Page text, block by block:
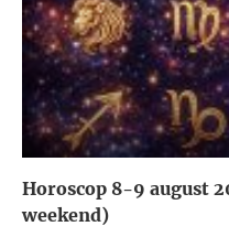
Horoscop 8-9 august
weekend)